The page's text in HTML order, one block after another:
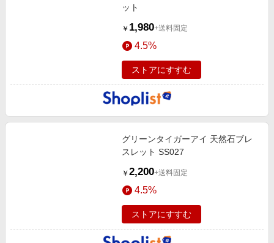
ット
￥ 1,980+送料固定
4.5%
ストアにすすむ
グリーンタイガーアイ 天然石ブレ
スレット SS027
￥ 2,200+送料固定
4.5%
ストアにすすむ